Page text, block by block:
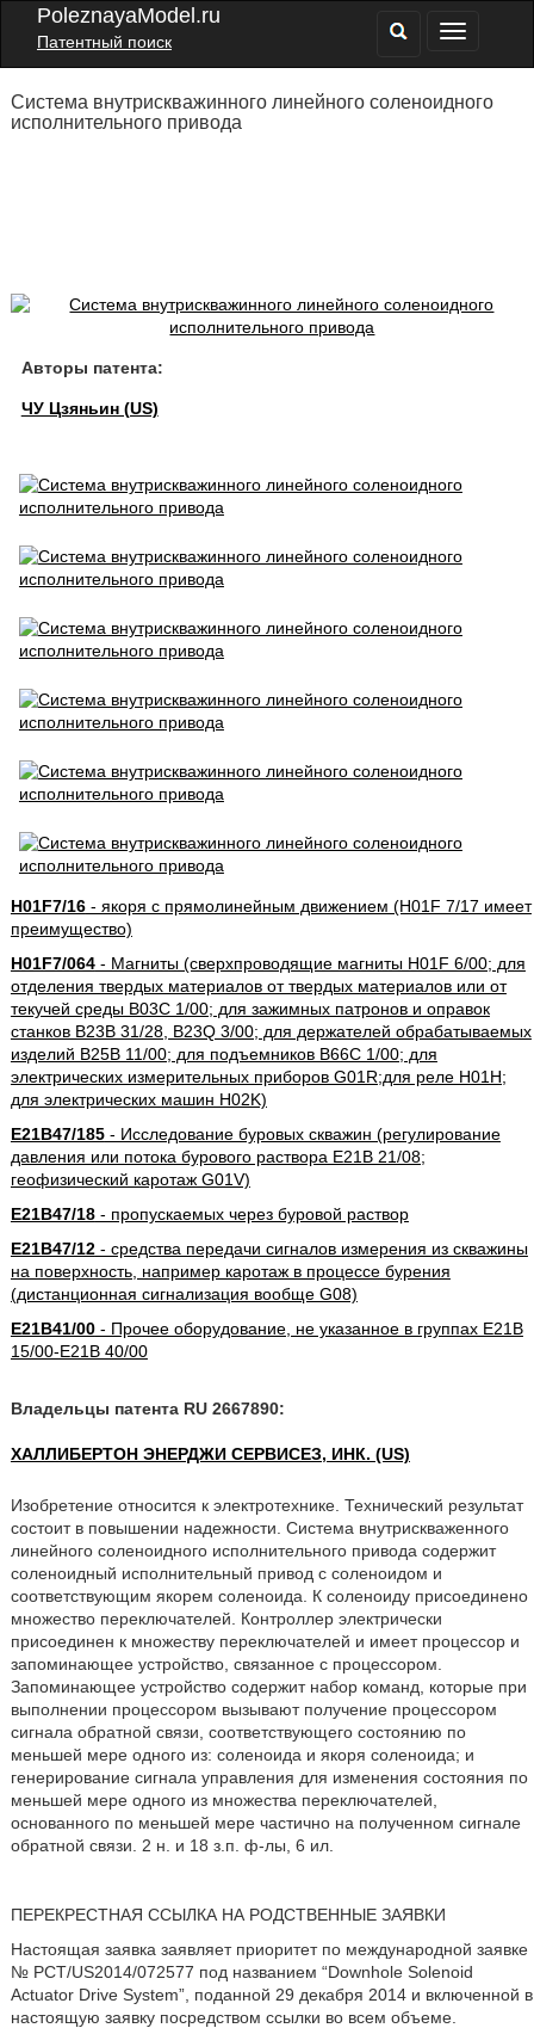
PoleznayaModel.ru
Патентный поиск
Система внутрискважинного линейного соленоидного
исполнительного привода
Авторы патента:
ЧУ Цзяньин (US)
H01F7/16- якоря с прямолинейным движением (H01F 7/17 имеет
преимущество)
H01F7/064- Магниты (сверхпроводящие магниты H01F 6/00; для
отделения твердых материалов от твердых материалов или от
текучей среды B03C 1/00; для зажимных патронов и оправок
станков B23B 31/28, B23Q 3/00; для держателей обрабатываемых
изделий B25B 11/00; для подъемников B66C 1/00; для
электрических измерительных приборов G01R;для реле H01H;
для электрических машин H02K)
E21B47/185- Исследование буровых скважин (регулирование
давления или потока бурового раствора E21B 21/08;
геофизический каротаж G01V)
E21B47/18- пропускаемых через буровой раствор
E21B47/12- средства передачи сигналов измерения из скважины
на поверхность, например каротаж в процессе бурения
(дистанционная сигнализация вообще G08)
E21B41/00- Прочее оборудование, не указанное в группах E21B
15/00-E21B 40/00
Владельцы патента RU 2667890:
ХАЛЛИБЕРТОН ЭНЕРДЖИ СЕРВИСЕЗ, ИНК. (US)
Изобретение относится к электротехнике. Технический результат
состоит в повышении надежности. Система внутрискваженного
линейного соленоидного исполнительного привода содержит
соленоидный исполнительный привод с соленоидом и
соответствующим якорем соленоида. К соленоиду присоединено
множество переключателей. Контроллер электрически
присоединен к множеству переключателей и имеет процессор и
запоминающее устройство, связанное с процессором.
Запоминающее устройство содержит набор команд, которые при
выполнении процессором вызывают получение процессором
сигнала обратной связи, соответствующего состоянию по
меньшей мере одного из: соленоида и якоря соленоида; и
генерирование сигнала управления для изменения состояния по
меньшей мере одного из множества переключателей,
основанного по меньшей мере частично на полученном сигнале
обратной связи. 2 н. и 18 з.п. ф-лы, 6 ил.
ПЕРЕКРЕСТНАЯ ССЫЛКА НА РОДСТВЕННЫЕ ЗАЯВКИ
Настоящая заявка заявляет приоритет по международной заявке
№ PCT/US2014/072577 под названием “Downhole Solenoid
Actuator Drive System”, поданной 29 декабря 2014 и включенной в
настоящую заявку посредством ссылки во всем объеме.